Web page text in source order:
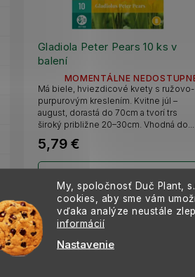
My, spoločnosť Duč Plant,
cookies, aby sme vám
vďaka analýze neustále
informácií
Nastavenie
Gladiola Peter Pears 10 ks v
balení
MOMENTÁLNE
5,79 €
Má biele, hviezdicové kvety s ružovo-
purpurovým kreslením. Kvitne júl –
august, dorastá do 70cm a tvorí trs
široký približne 20–30cm. Vhodná do...